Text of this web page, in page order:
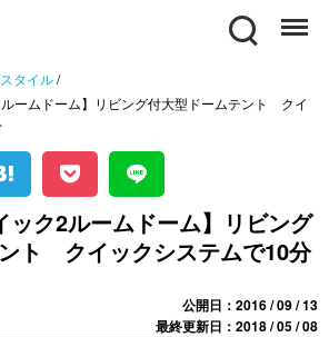
Search Menu
タイル/
ルームドーム】リビング付大型ドームテント クイ
ック2ルームドーム】リビング
ト クイックシステムで10分
公開日：2016 / 09 / 13
最終更新日：2018 / 05 / 08